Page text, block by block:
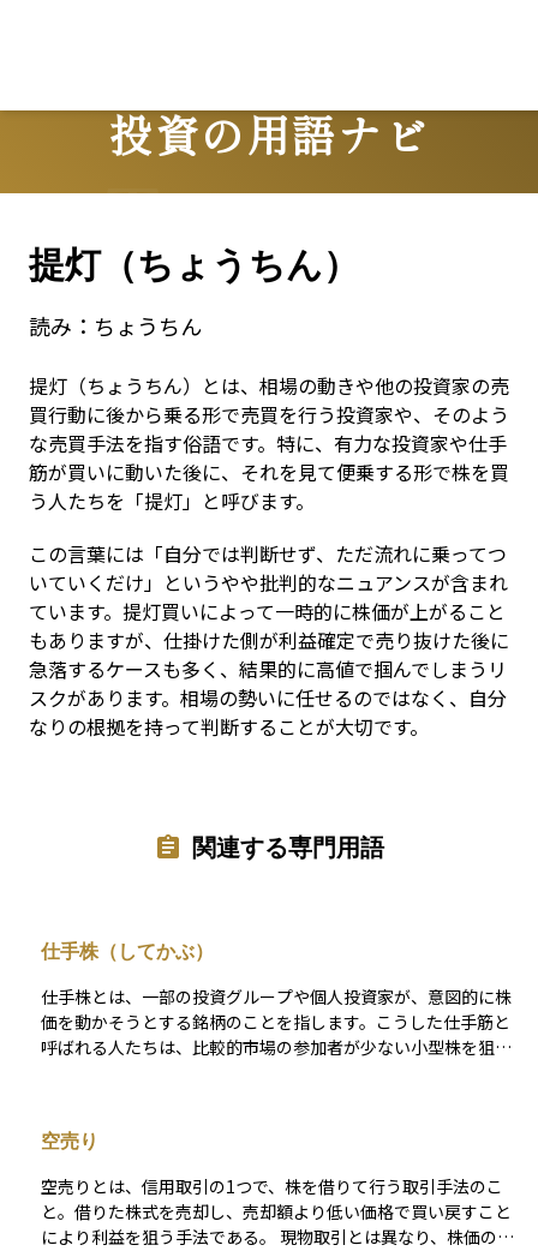
投資の用語ナビ
Terms
提灯（ちょうちん）
読み： ちょうちん
提灯（ちょうちん）とは、相場の動きや他の投資家の売
買行動に後から乗る形で売買を行う投資家や、そのよう
な売買手法を指す俗語です。特に、有力な投資家や仕手
筋が買いに動いた後に、それを見て便乗する形で株を買
う人たちを「提灯」と呼びます。
この言葉には「自分では判断せず、ただ流れに乗ってつ
いていくだけ」というやや批判的なニュアンスが含まれ
ています。提灯買いによって一時的に株価が上がること
もありますが、仕掛けた側が利益確定で売り抜けた後に
急落するケースも多く、結果的に高値で掴んでしまうリ
スクがあります。相場の勢いに任せるのではなく、自分
なりの根拠を持って判断することが大切です。
関連する専門用語
仕手株（してかぶ）
仕手株とは、一部の投資グループや個人投資家が、意図的に株
価を動かそうとする銘柄のことを指します。こうした仕手筋と
呼ばれる人たちは、比較的市場の参加者が少ない小型株を狙
仕手筋が一気に売り抜けると、株価が急落し、大きな損失を被
るリスクが高まります。初心者が仕手株に手を出すと、相場の
流れに巻き込まれて損をする可能性があるため、十分に注意が
必要です。
空売り
空売りとは、信用取引の1つで、株を借りて行う取引手法のこ
と。借りた株式を売却し、売却額より低い価格で買い戻すこと
により利益を狙う手法である。 現物取引とは異なり、株価の下